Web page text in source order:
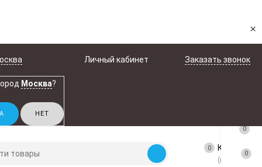
×
Москва?
Личный кабинет Заказать звонок
0 Корзина
(пусто)
0
0